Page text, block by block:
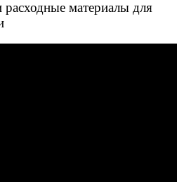
материалы для